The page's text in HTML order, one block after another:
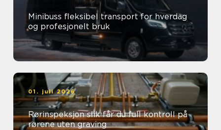
Minibuss fleksibel transport for hverdag
og profesjonelt bruk
01. juli 2026
Rørinspeksjon slik får du full kontroll på
rørene uten graving